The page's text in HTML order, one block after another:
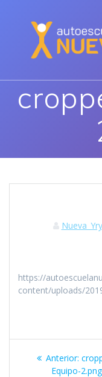
https://
content/uploads/
Anterior:
Equipo-2.png